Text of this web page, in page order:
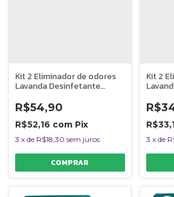
Kit 2 Eliminador de odores
Lavanda Desinfetante
Rende 5L
R$54,90
R$52,16 com Pix
3 x de R$18,30 sem juros
Kit 2
Rende
3 x de